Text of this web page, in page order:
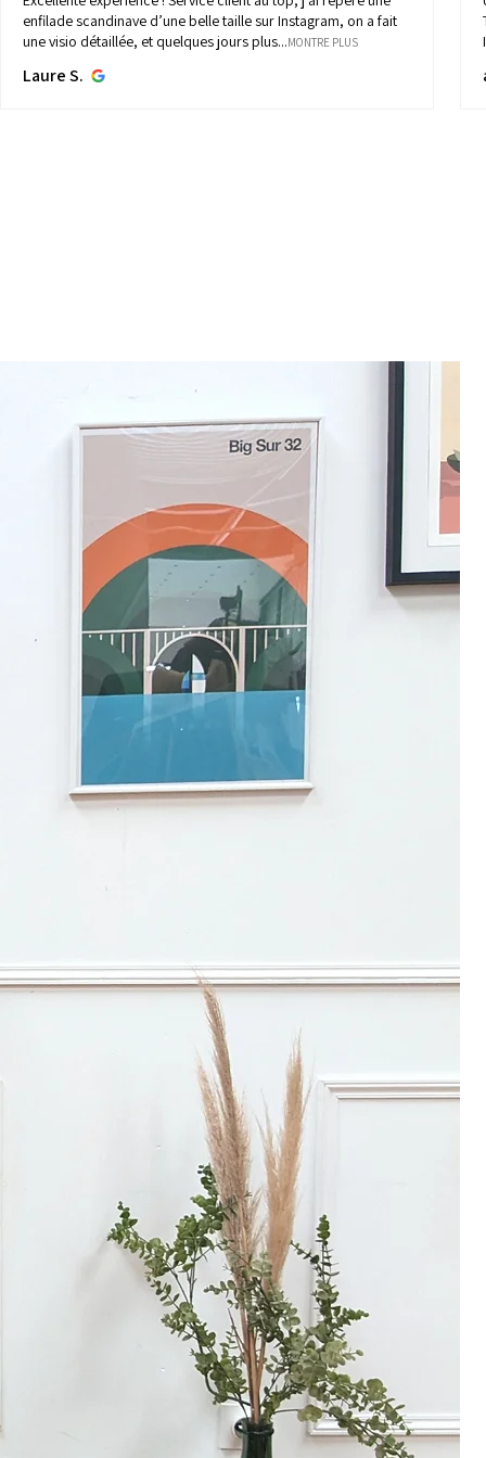
Toujours à l’écoute des demandes et des conseils …
Il y a un peu des « belles vies » chez nous maintenant !...
albaner S.